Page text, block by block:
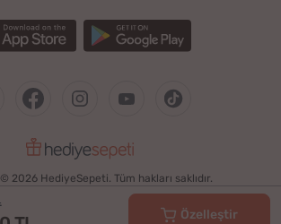
Özelleştir
2026 HediyeSepeti. Tüm hakları saklıdır.